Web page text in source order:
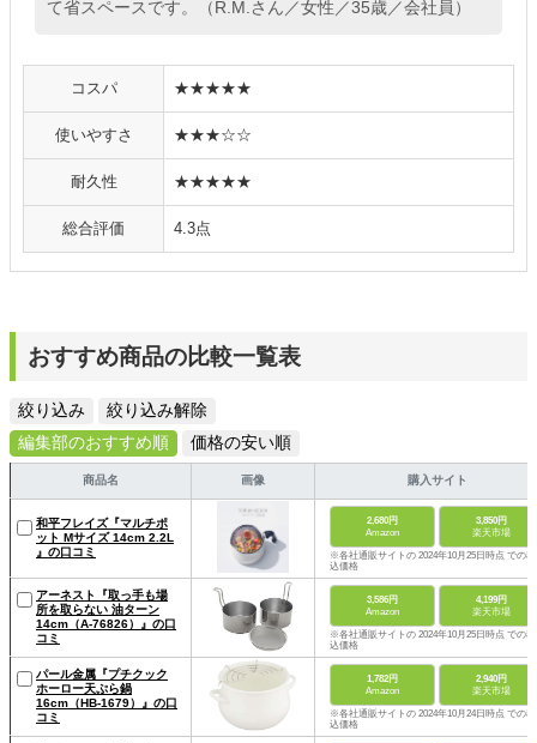
て省スペースです。（R.M.さん／女性／35歳／会社員）
コスパ ★★★★★
使いやすさ ★★★☆☆
耐久性 ★★★★★
総合評価 4.3点
おすすめ商品の比較一覧表
絞り込み
絞り込み解除
編集部のおすすめ順
価格の安い順
商品名 画像 購入サイト
和平フレイズ『マルチポ
ット Mサイズ 14cm 2.2L
』の口コミ
2,680円
Amazon
3,850円
楽天市場
※各社通販サイトの 2024年10月25日時点 での税
込価格
アーネスト『取っ手も場
所を取らない 油ターン
14cm（A-76826）』の口
コミ
3,586円
Amazon
4,199円
楽天市場
※各社通販サイトの 2024年10月25日時点 での税
込価格
パール金属『プチクック
ホーロー天ぷら鍋
16cm（HB-1679）』の口
コミ
1,782円
Amazon
2,940円
楽天市場
※各社通販サイトの 2024年10月24日時点 での税
込価格